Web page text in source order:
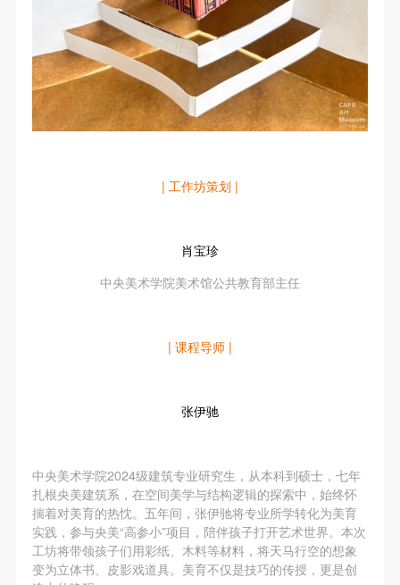
| 工作坊策划 |
肖宝珍
中央美术学院美术馆公共教育部主任
| 课程导师 |
张伊驰
中央美术学院2024级建筑专业研究生，从本科到硕士，七年
扎根央美建筑系，在空间美学与结构逻辑的探索中，始终怀
揣着对美育的热忱。五年间，张伊驰将专业所学转化为美育
实践，参与央美“高参小”项目，陪伴孩子打开艺术世界。本次
工坊将带领孩子们用彩纸、木料等材料，将天马行空的想象
变为立体书、皮影戏道具。美育不仅是技巧的传授，更是创